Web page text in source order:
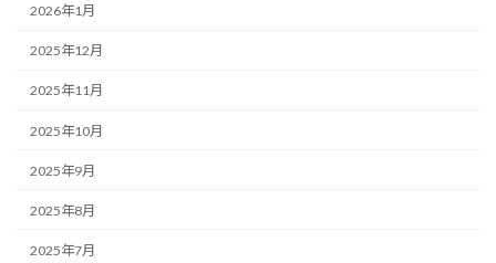
2026年1月
2025年12月
2025年11月
2025年10月
2025年9月
2025年8月
2025年7月